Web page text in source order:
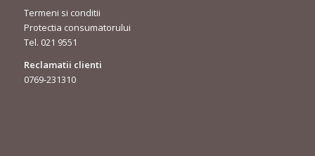
Termeni si conditii
Protectia consumatorului
Tel. 021 9551
Reclamatii clienti
0769-231310